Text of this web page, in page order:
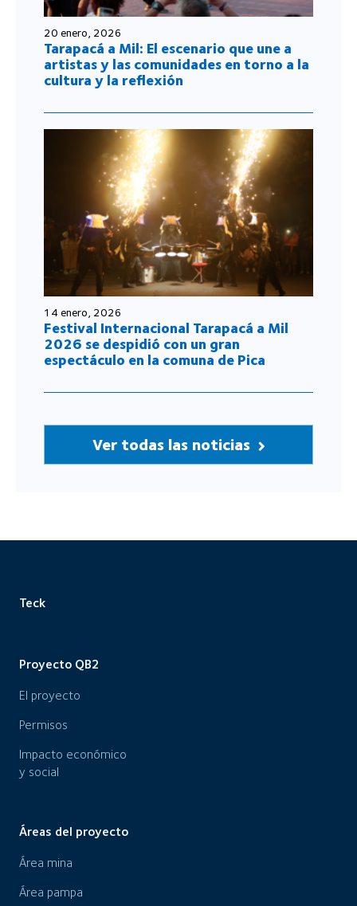
20 enero, 2026
Tarapacá a Mil: El escenario que une a
artistas y las comunidades en torno a la
cultura y la reflexión
14 enero, 2026
Festival Internacional Tarapacá a Mil
2026 se despidió con un gran
espectáculo en la comuna de Pica
Ver todas las noticias
Teck
Proyecto QB2
El proyecto
Permisos
Impacto económico
y social
Áreas del proyecto
Área mina
Área pampa